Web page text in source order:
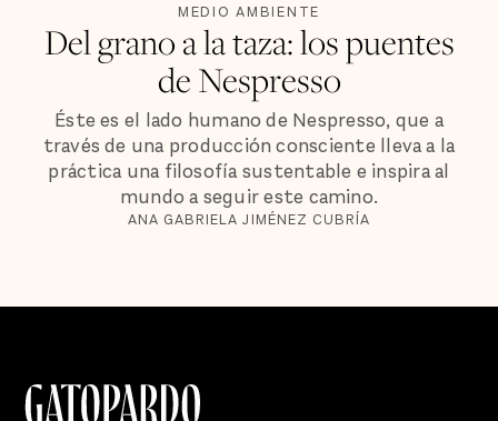
MEDIO AMBIENTE
Del grano a la taza: los puentes
de Nespresso
Éste es el lado humano de Nespresso, que a
través de una producción consciente lleva a la
práctica una filosofía sustentable e inspira al
mundo a seguir este camino.
ANA GABRIELA JIMÉNEZ CUBRÍA